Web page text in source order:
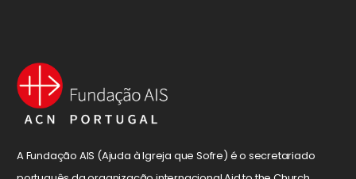
A Fundação AIS (Ajuda à Igreja que Sofre) é o secretariado